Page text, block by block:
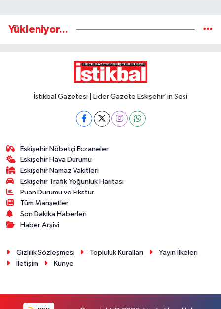
Yükleniyor...
İstikbal Gazetesi | Lider Gazete Eskişehir'in Sesi
Eskişehir Nöbetçi Eczaneler
Eskişehir Hava Durumu
Eskişehir Namaz Vakitleri
Eskişehir Trafik Yoğunluk Haritası
Puan Durumu ve Fikstür
Tüm Manşetler
Son Dakika Haberleri
Haber Arşivi
Gizlilik Sözleşmesi Topluluk Kuralları
Yayın İlkeleri
İletişim
Künye